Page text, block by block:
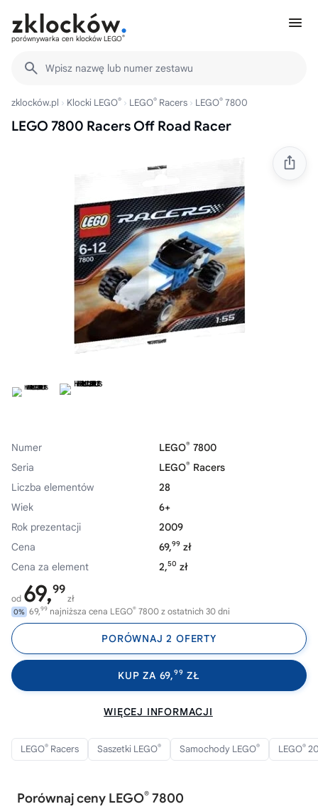
porównywarka cen klocków LEGO®
Wpisz nazwę lub numer zestawu
zklocków.pl Klocki LEGO® LEGO® Racers LEGO® 7800
LEGO 7800 Racers Off Road Racer
Numer LEGO® 7800
Seria
LEGO® Racers
Liczba elementów
28
Wiek
6+
Rok prezentacji
2009
Cena
69,99 zł
Cena za element
2,50 zł
od 69,99
zł
0% 69,99 najniższa cena LEGO® 7800 z ostatnich 30 dni
PORÓWNAJ 2 OFERTY
KUP ZA 69,99 ZŁ
WIĘCEJ INFORMACJI
LEGO® Racers Saszetki LEGO® Samochody LEGO® LEGO®
Porównaj ceny LEGO® 7800